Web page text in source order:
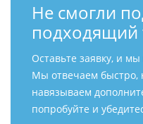
Не смогли
подходящий
Оставьте заявку, и
Мы отвечаем быстро,
навязываем
попробуйте и